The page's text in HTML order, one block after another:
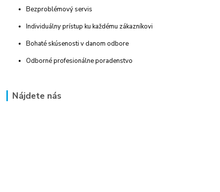
Bezproblémový servis
Individuálny prístup ku každému zákazníkovi
Bohaté skúsenosti v danom odbore
Odborné profesionálne poradenstvo
Nájdete nás